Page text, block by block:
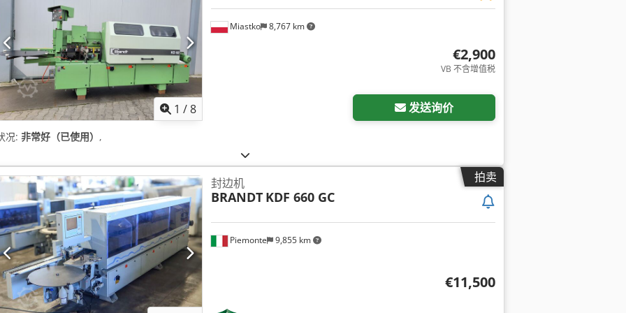
1 /8
Miastko 8,767 km
€2,900
VB 不含增值税
发送询价
况: 非常好（已使用） ,
拍卖
Piemonte 9,855 km
封边机
BRANDT KDF 660 GC
€11,500